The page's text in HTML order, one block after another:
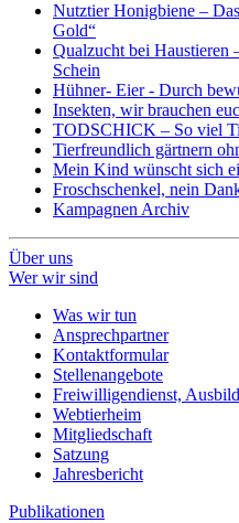
Nutztier Honigbiene –
Gold“
Qualzucht bei Haustieren
Schein
Hühner- Eier - Durch
Insekten, wir brauchen
TODSCHICK – So viel
Tierfreundlich gärtnern
Mein Kind wünscht sich
Froschschenkel, nein
Kampagnen Archiv
Über uns
Wer wir sind
Was wir tun
Ansprechpartner
Kontaktformular
Stellenangebote
Freiwilligendienst,
Webtierheim
Mitgliedschaft
Satzung
Jahresbericht
Publikationen